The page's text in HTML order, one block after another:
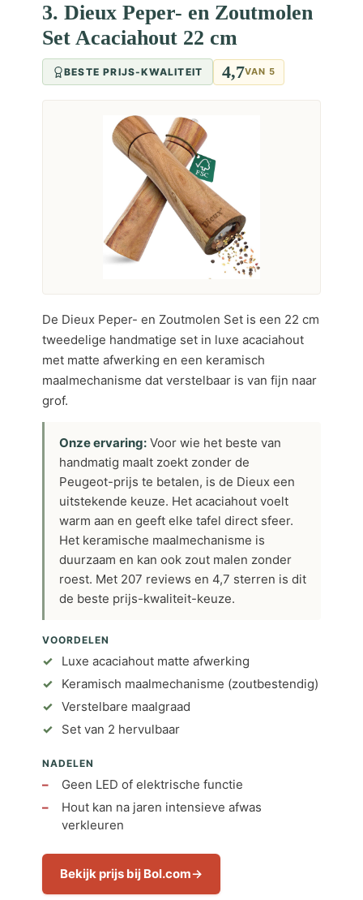
3. Dieux Peper- en Zoutmolen
Set Acaciahout 22 cm
BESTE PRIJS-KWALITEIT 4,7VAN 5
De Dieux Peper- en Zoutmolen Set is een 22 cm
tweedelige handmatige set in luxe acaciahout
met matte afwerking en een keramisch
maalmechanisme dat verstelbaar is van fijn naar
grof.
Onze ervaring: Voor wie het beste van
handmatig maalt zoekt zonder de
Peugeot-prijs te betalen, is de Dieux een
uitstekende keuze. Het acaciahout voelt
warm aan en geeft elke tafel direct sfeer.
Het keramische maalmechanisme is
duurzaam en kan ook zout malen zonder
roest. Met 207 reviews en 4,7 sterren is dit
de beste prijs-kwaliteit-keuze.
VOORDELEN
Luxe acaciahout matte afwerking
Keramisch maalmechanisme (zoutbestendig)
Verstelbare maalgraad
Set van 2 hervulbaar
NADELEN
Geen LED of elektrische functie
Hout kan na jaren intensieve afwas
verkleuren
Bekijk prijs bij Bol.com